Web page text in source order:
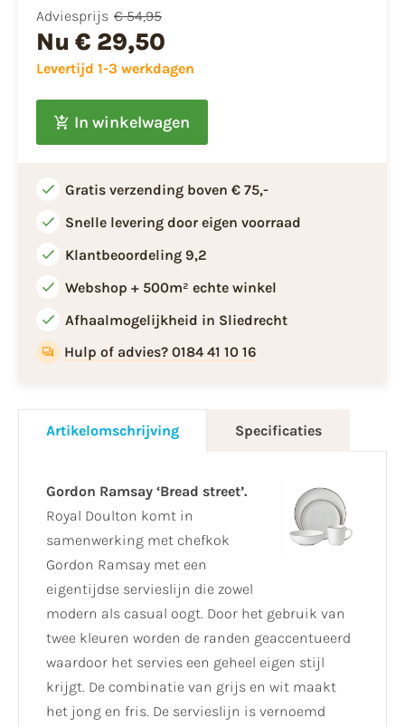
Adviesprijs € 54,95
Nu € 29,50
Levertijd 1-3 werkdagen
In winkelwagen
Gratis verzending boven € 75,-
Snelle levering door eigen voorraad
Klantbeoordeling 9,2
Webshop + 500m² echte winkel
Afhaalmogelijkheid in Sliedrecht
Hulp of advies? 0184 41 10 16
Artikelomschrijving Specificaties
Gordon Ramsay ‘Bread street’.
Royal Doulton komt in
samenwerking met chefkok
Gordon Ramsay met een
eigentijdse servieslijn die zowel
modern als casual oogt. Door het gebruik van
twee kleuren worden de randen geaccentueerd
waardoor het servies een geheel eigen stijl
krijgt. De combinatie van grijs en wit maakt
het jong en fris. De servieslijn is vernoemd